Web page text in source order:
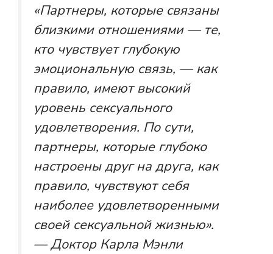
«Партнеры, которые связаны
близкими отношениями — те,
кто чувствует глубокую
эмоциональную связь, — как
правило, имеют высокий
уровень сексуального
удовлетворения. По сути,
партнеры, которые глубоко
настроены друг на друга, как
правило, чувствуют себя
наиболее удовлетворенными
своей сексуальной жизнью».
— Доктор Карла Мэнли